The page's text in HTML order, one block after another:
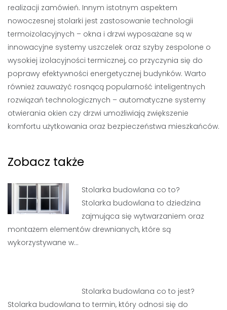
realizacji zamówień. Innym istotnym aspektem
nowoczesnej stolarki jest zastosowanie technologii
termoizolacyjnych – okna i drzwi wyposażane są w
innowacyjne systemy uszczelek oraz szyby zespolone o
wysokiej izolacyjności termicznej, co przyczynia się do
poprawy efektywności energetycznej budynków. Warto
również zauważyć rosnącą popularność inteligentnych
rozwiązań technologicznych – automatyczne systemy
otwierania okien czy drzwi umożliwiają zwiększenie
komfortu użytkowania oraz bezpieczeństwa mieszkańców.
Zobacz także
Stolarka budowlana co to?
Stolarka budowlana to dziedzina
zajmująca się wytwarzaniem oraz
montażem elementów drewnianych, które są
wykorzystywane w…
Stolarka budowlana co to jest?
Stolarka budowlana to termin, który odnosi się do